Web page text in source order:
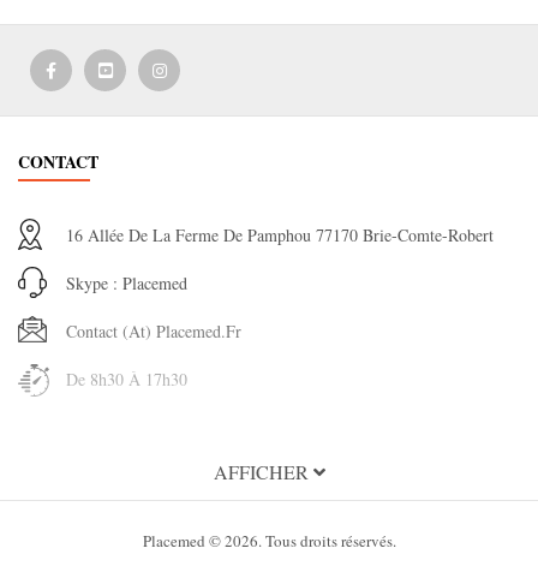
CONTACT
16 Allée De La Ferme De Pamphou 77170 Brie-Comte-Robert
Skype : Placemed
Contact (at) Placemed.fr
De 8h30 À 17h30
AFFICHER
Placemed © 2026. Tous droits réservés.